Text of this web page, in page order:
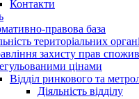
Контакти
правова база
територіальних
захисту прав
цінами
Відділ ринкового та
Діяльність відділу